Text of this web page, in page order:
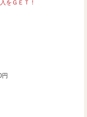
をＧＥＴ！
円